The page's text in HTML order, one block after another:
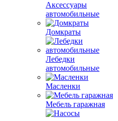
Аксессуары
автомобильные
Домкраты
Лебедки
автомобильные
Масленки
Мебель гаражная